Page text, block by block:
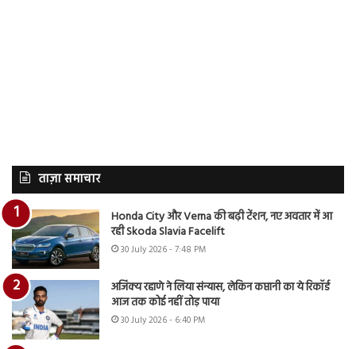
ताज़ा समाचार
Honda City और Verna की बढ़ी टेंशन, नए अवतार में आ
रही Skoda Slavia Facelift
30 July 2026 - 7:48 PM
अजिंक्य रहाणे ने लिया संन्यास, लेकिन कप्तानी का ये रिकॉर्ड
आज तक कोई नहीं तोड़ पाया
30 July 2026 - 6:40 PM